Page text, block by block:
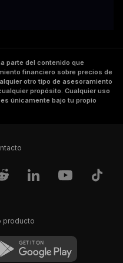
parte del contenido que
financiero sobre precios de
otro tipo de asesoramiento
propósito. Cualquier uso
únicamente bajo tu propio
producto